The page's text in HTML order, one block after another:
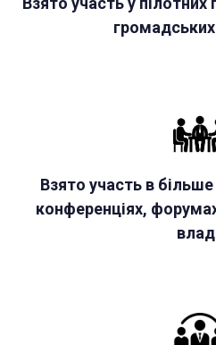
громадських
Взято участь в
конференціях,